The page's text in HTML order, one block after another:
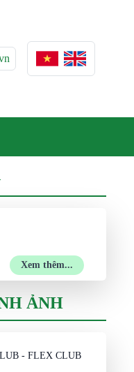
Xem thêm...
ẢNH
- FLEX CLUB